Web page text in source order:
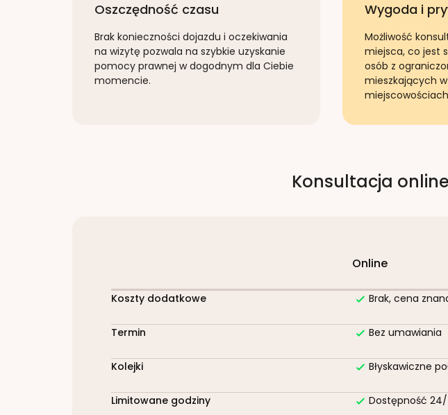
Oszczędność czasu
Brak konieczności dojazdu i oczekiwania
na wizytę pozwala na szybkie uzyskanie
pomocy prawnej w dogodnym dla Ciebie
momencie.
Wygoda i
Możliwość
miejsca, co jest
osób z
mieszkających
Konsultacja
Online
Koszty dodatkowe Brak, cena
Termin Bez umawiania
Kolejki Błyskawiczne
Limitowane godziny Dostępność